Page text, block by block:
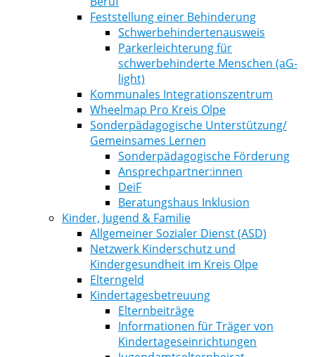
Feststellung einer Behinderung
Schwerbehindertenausweis
Parkerleichterung für
schwerbehinderte Menschen (aG-
light)
Kommunales Integrationszentrum
Wheelmap Pro Kreis Olpe
Sonderpädagogische Unterstützung/
Gemeinsames Lernen
Sonderpädagogische Förderung
Ansprechpartner:innen
DeiF
Beratungshaus Inklusion
Kinder, Jugend & Familie
Allgemeiner Sozialer Dienst (ASD)
Netzwerk Kinderschutz und
Kindergesundheit im Kreis Olpe
Elterngeld
Kindertagesbetreuung
Elternbeiträge
Informationen für Träger von
Kindertageseinrichtungen